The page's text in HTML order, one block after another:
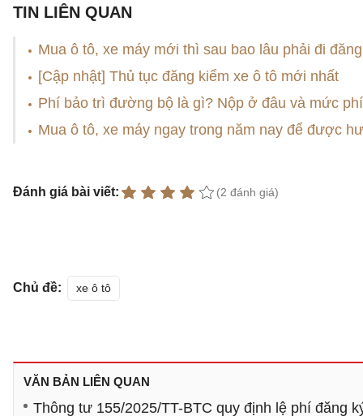
TIN LIÊN QUAN
Mua ô tô, xe máy mới thì sau bao lâu phải đi
[Cập nhật] Thủ tục đăng kiểm xe ô tô mới nhất
Phí bảo trì đường bộ là gì? Nộp ở đâu và mức
Mua ô tô, xe máy ngay trong năm nay để được
Đánh giá bài viết: (2 đánh giá)
Chủ đề: xe ô tô
VĂN BẢN LIÊN QUAN
Thông tư 155/2025/TT-BTC quy định lệ phí đăng